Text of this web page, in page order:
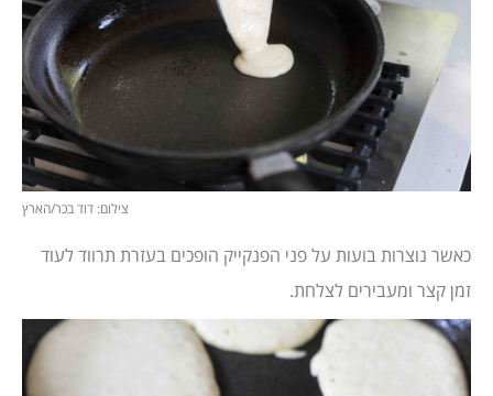
צילום: דוד בכר/הארץ
כאשר נוצרות בועות על פני הפנקייק הופכים בעזרת תרווד לעוד
זמן קצר ומעבירים לצלחת.